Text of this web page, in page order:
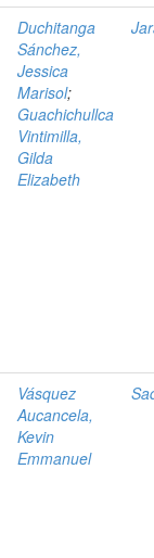
Duchitanga
Sánchez,
Jessica
Marisol;
Guachichullca
Vintimilla,
Gilda
Elizabeth
Vásquez
Aucancela,
Kevin
Emmanuel